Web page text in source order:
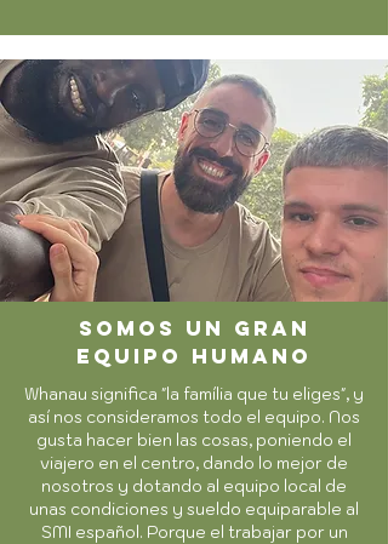
somos un gran
equipo humano
Whanau significa "la família que tu eliges", y
así nos consideramos todo el equipo. Nos
gusta hacer bien las cosas, poniendo el
viajero en el centro, dando lo mejor de
nosotros y dotando al equipo local de
unas condiciones y sueldo equiparable al
SMI español. Porque el trabajar por un